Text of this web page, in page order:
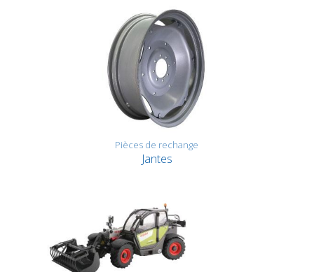
Pièces de rechange
Jantes